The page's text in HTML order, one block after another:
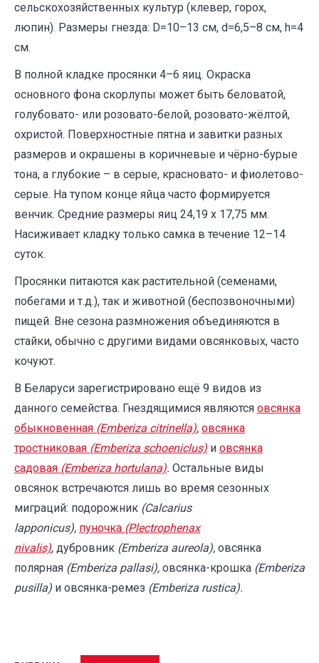
сельскохозяйственных культур (клевер, горох,
люпин). Размеры гнезда: D=10–13 см, d=6,5–8 см, h=4
см.
В полной кладке просянки 4–6 яиц. Окраска
основного фона скорлупы может быть беловатой,
голубовато- или розовато-белой, розовато-жёлтой,
охристой. Поверхностные пятна и завитки разных
размеров и окрашены в коричневые и чёрно-бурые
тона, а глубокие – в серые, красновато- и фиолетово-
серые. На тупом конце яйца часто формируется
венчик. Средние размеры яиц 24,19 х 17,75 мм.
Насиживает кладку только самка в течение 12–14
суток.
Просянки питаются как растительной (семенами,
побегами и т.д.), так и животной (беспозвоночными)
пищей. Вне сезона размножения объединяются в
стайки, обычно с другими видами овсянковых, часто
кочуют.
В Беларуси зарегистрировано ещё 9 видов из
данного семейства. Гнездящимися являются овсянка
обыкновенная (Emberiza citrinella), овсянка
тростниковая (Emberiza schoeniclus) и овсянка
садовая (Emberiza hortulana). Остальные виды
овсянок встречаются лишь во время сезонных
миграций: подорожник (Calcarius
lapponicus), пуночка (Plectrophenax
nivalis), дубровник (Emberiza aureola), овсянка
полярная (Emberiza pallasi), овсянка-крошка (Emberiza
pusilla) и овсянка-ремез (Emberiza rustica).